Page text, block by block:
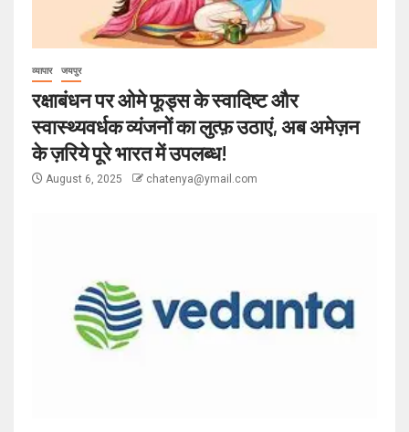
व्यापार जयपुर
रक्षाबंधन पर ओमे फूड्स के स्वादिष्ट और
स्वास्थ्यवर्धक व्यंजनों का लुत्फ़ उठाएं, अब अमेज़न
के ज़रिये पूरे भारत में उपलब्ध!
August 6, 2025 chatenya@ymail.com